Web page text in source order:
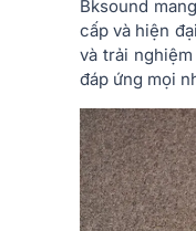
Bksound
cấp và hiện
và trải
đáp ứng mọi